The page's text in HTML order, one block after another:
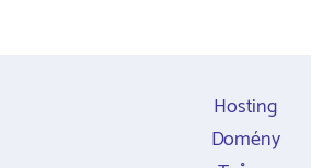
Hosting
Domény